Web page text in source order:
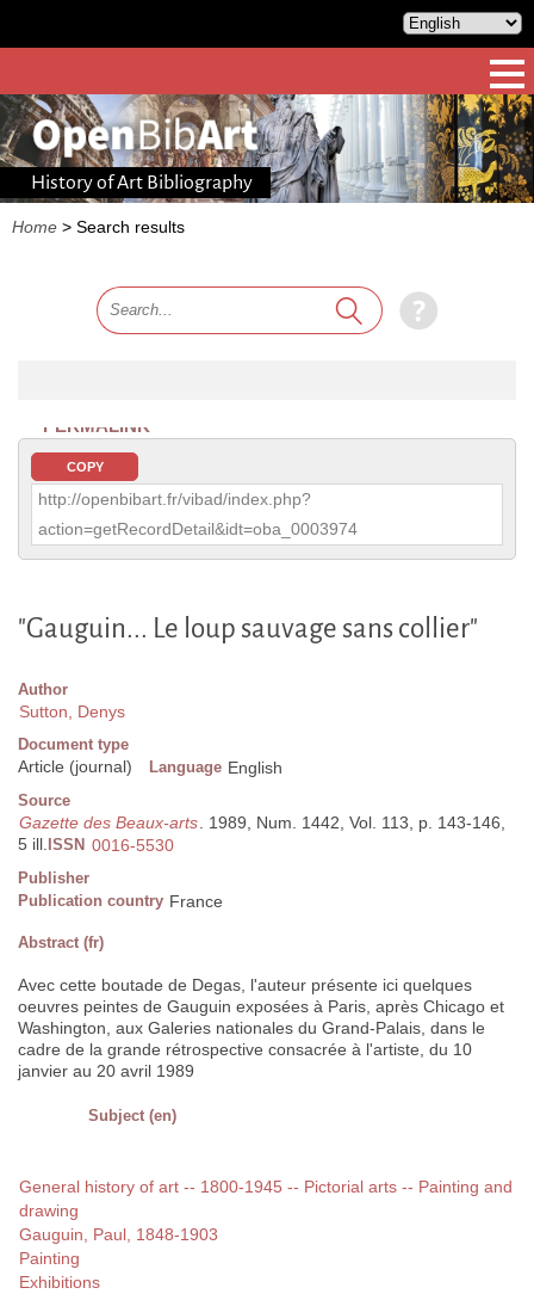
History of Art Bibliography
Home > Search results
PERMALINK
COPY
http://openbibart.fr/vibad/index.php?
action=getRecordDetail&idt=oba_0003974
"Gauguin... Le loup sauvage sans collier"
Author
Sutton, Denys
Document type
Article (journal) Language English
Source
Gazette des Beaux-arts. 1989, Num. 1442, Vol. 113, p. 143-146,
5 ill. ISSN 0016-5530
Publisher
Publication country France
Abstract (fr)
Avec cette boutade de Degas, l'auteur présente ici quelques
oeuvres peintes de Gauguin exposées à Paris, après Chicago et
Washington, aux Galeries nationales du Grand-Palais, dans le
cadre de la grande rétrospective consacrée à l'artiste, du 10
janvier au 20 avril 1989
Subject (en)
General history of art -- 1800-1945 -- Pictorial arts -- Painting and
drawing
Gauguin, Paul, 1848-1903
Painting
Exhibitions